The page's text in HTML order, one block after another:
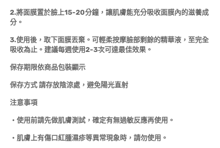
2.將面膜置於臉上15-20分鐘，讓肌膚能充分吸收面膜內的滋養成
分。
3.使用後，取下面膜丟棄。可輕柔按摩臉部剩餘的精華液，至完全
吸收為止。建議每週使用2-3次可達最佳效果。
保存期限依商品包裝顯示
保存方式 請存放陰涼處，避免陽光直射
注意事項
‧使用前請先做肌膚測試，確定有無過敏反應再使用。
‧肌膚上有傷口紅腫濕疹等異常現象時，請勿使用。